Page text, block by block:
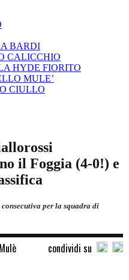
BARDI
CALICCHIO
HYDE FIORITO
MULE’
CIULLO
il Foggia (4-0!) e
per la squadra di
condividi su